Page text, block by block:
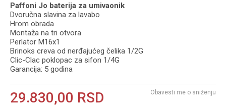
Paffoni Jo baterija za umivaonik
Dvoručna slavina za lavabo
Hrom obrada
Montaža na tri otvora
Perlator M16x1
Brinoks creva od nerđajućeg čelika 1/2G
Clic-Clac poklopac za sifon 1/4G
Garancija: 5 godina
29.830,00 RSD Obavesti me o sniženju